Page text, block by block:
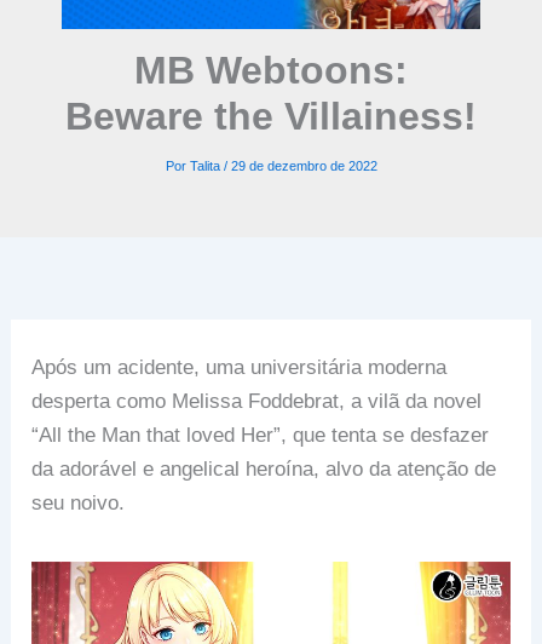
MB Webtoons:
Beware the Villainess!
Por Talita / 29 de dezembro de 2022
Após um acidente, uma universitária moderna
desperta como Melissa Foddebrat, a vilã da novel
“All the Man that loved Her”, que tenta se desfazer
da adorável e angelical heroína, alvo da atenção de
seu noivo.